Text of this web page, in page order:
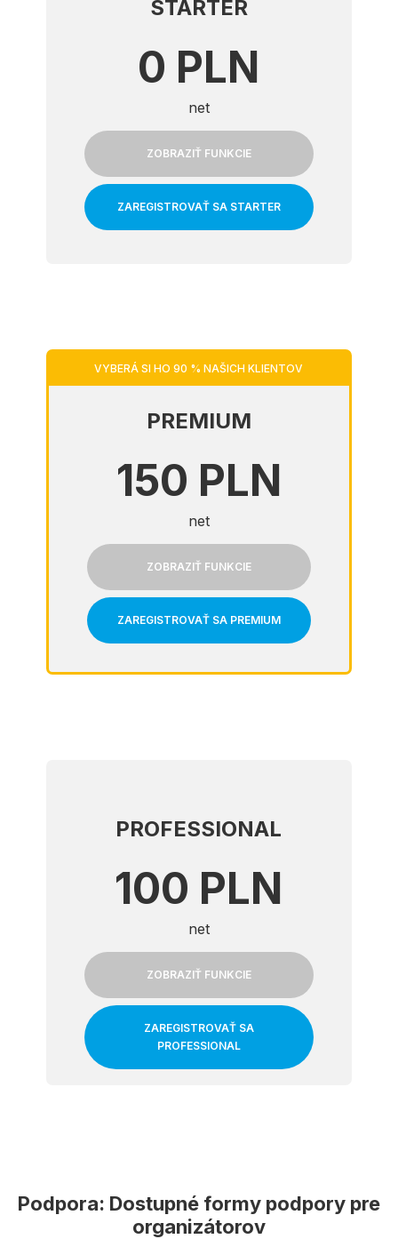
STARTER
0 PLN
net
ZOBRAZIŤ FUNKCIE
ZAREGISTROVAŤ SA STARTER
VYBERÁ SI HO 90 % NAŠICH KLIENTOV
PREMIUM
150 PLN
net
ZOBRAZIŤ FUNKCIE
ZAREGISTROVAŤ SA PREMIUM
PROFESSIONAL
100 PLN
net
ZOBRAZIŤ FUNKCIE
ZAREGISTROVAŤ SA
PROFESSIONAL
Podpora: Dostupné formy podpory pre
organizátorov